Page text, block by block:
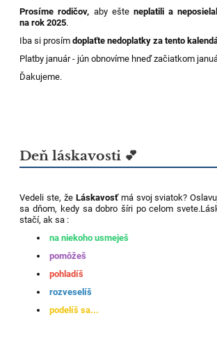
Prosíme rodičov, aby ešteneplatili a
na rok 2025.
Iba si prosímdoplaťte nedoplatky za tento
Platby január - jún obnovíme hneď začiatkom
Ďakujeme.
Deň láskavosti 💕
Vedeli ste, že Láskavosťmá svoj sviatok?
sa dňom, kedy sa dobro šíri po celom
stačí, ak sa :
na niekoho usmeješ
pomôžeš
pohladíš
rozveselíš
podelíš sa...